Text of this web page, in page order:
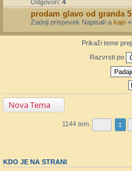
Odgovori: 4
prodam glavo od granda
Zadnji prispevek Napisal/-a kajo «
Prikaži teme
Razvrsti po
Nova Tema
1144 tem 1
KDO JE NA STRANI